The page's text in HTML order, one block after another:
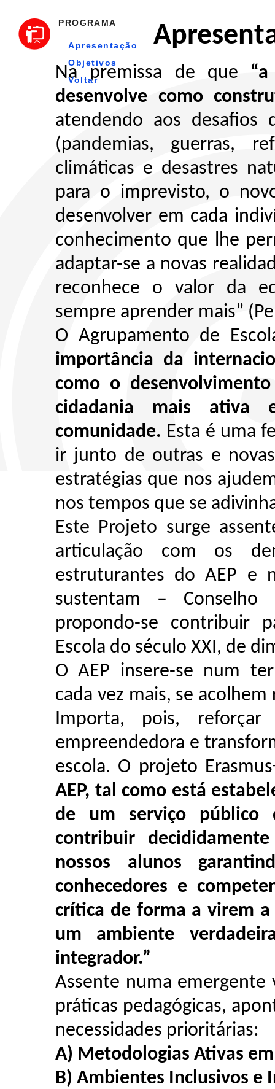
PROGRAMA
Apresentação
Objetivos
Voltar
Na premissa de que
desenvolve como
atendendo aos desafios
(pandemias, guerras,
climáticas e desastres
para o imprevisto, o
desenvolver em cada
conhecimento que lhe
adaptar-se a novas
reconhece o valor da
sempre aprender mais”
O Agrupamento de
importância da
como o
cidadania mais ativa
comunidade. Esta é uma
ir junto de outras e
estratégias que nos
nos tempos que se
Este Projeto surge
articulação com os
estruturantes do AEP e
sustentam – Conselho
propondo-se contribuir
Escola do século XXI, de
O AEP insere-se num
cada vez mais, se
Importa, pois,
empreendedora e
escola. O projeto
AEP, tal como está
de um serviço público
contribuir
nossos alunos
conhecedores e
crítica de forma a virem
um ambiente
integrador.”
Assente numa emergente
práticas pedagógicas,
necessidades prioritárias:
A) Metodologias Ativas
B) Ambientes Inclusivos e